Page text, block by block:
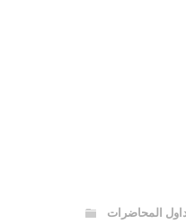
المحاضرات